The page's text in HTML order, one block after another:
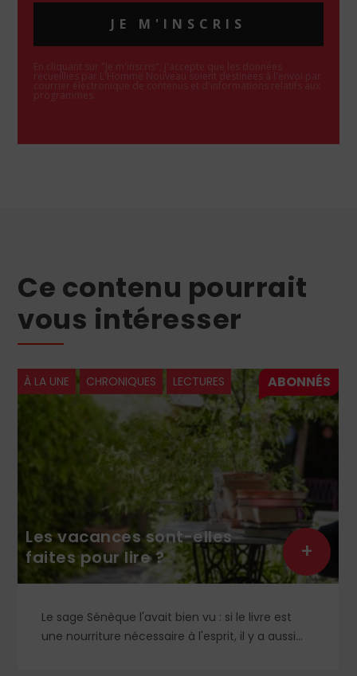
JE M'INSCRIS
En cliquant sur "Je m'inscris", j'accepte que les données
recueillies par L'Homme Nouveau soient destinées à l'envoi par
courrier électronique de contenus et d'informations relatifs aux
programmes.
Ce contenu pourrait
vous intéresser
À LA UNE CHRONIQUES LECTURES
Les vacances sont-elles
faites pour lire ?
Le sage Sénèque l'avait bien vu : si le livre est
une nourriture nécessaire à l'esprit, il y a aussi
+